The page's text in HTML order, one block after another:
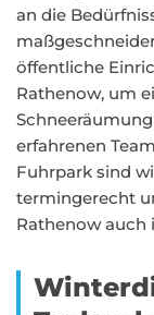
an die
öffentliche
Rathenow, um
erfahrenen
Fuhrpark sind
termingerecht
Rathenow auch